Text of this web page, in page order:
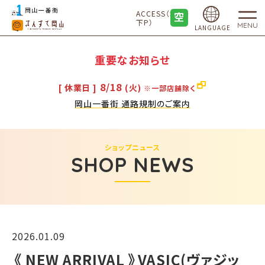
ACCESS（地
下P）
LANGUAGE MENU
重要なお知らせ
[ 休業日 ] 8/18 (火) ※一部店舗除く
岡山一番街 通路規制のご案内
SHOP NEWS
ショップニュース
2026.01.09
《 NEW ARRIVAL 》VASIC(ヴァジッ